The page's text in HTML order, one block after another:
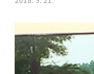
해서 나온 모니터 입니
이상대의 속도에 대해
물론 앞으로는 더 빠른
모니터가 가장 빠른 모